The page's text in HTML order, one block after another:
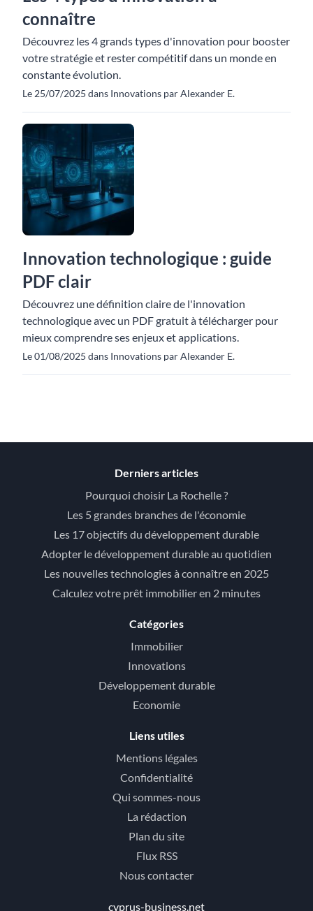
connaître
Découvrez les 4 grands types d'innovation pour booster
votre stratégie et rester compétitif dans un monde en
constante évolution.
Le 25/07/2025 dans Innovations par Alexander E.
Innovation technologique : guide
PDF clair
Découvrez une définition claire de l'innovation
technologique avec un PDF gratuit à télécharger pour
mieux comprendre ses enjeux et applications.
Le 01/08/2025 dans Innovations par Alexander E.
Derniers articles
Pourquoi choisir La Rochelle ?
Les 5 grandes branches de l'économie
Les 17 objectifs du développement durable
Adopter le développement durable au quotidien
Les nouvelles technologies à connaître en 2025
Calculez votre prêt immobilier en 2 minutes
Catégories
Immobilier
Innovations
Développement durable
Economie
Liens utiles
Mentions légales
Confidentialité
Qui sommes-nous
La rédaction
Plan du site
Flux RSS
Nous contacter
cyprus-business.net